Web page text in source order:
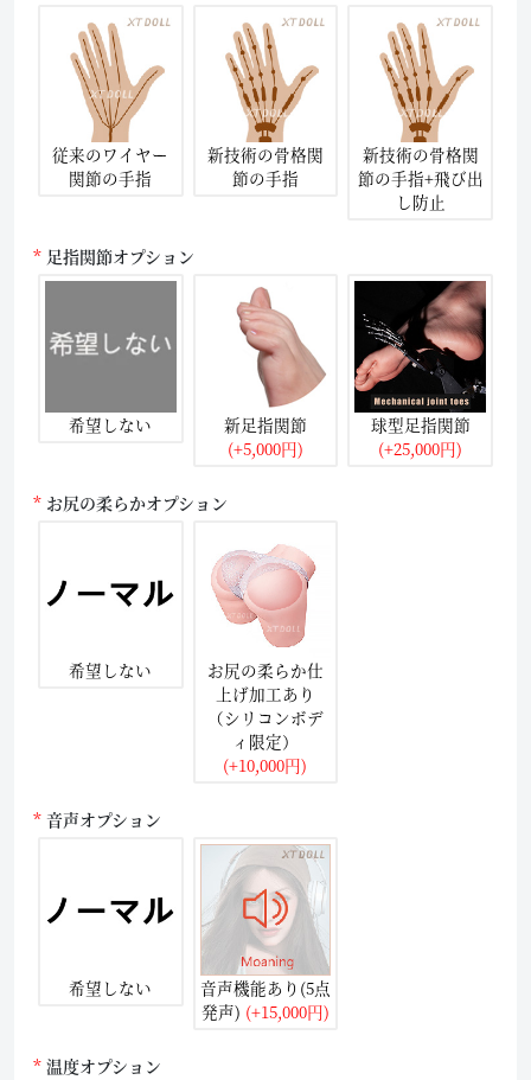
従来のワイヤー
関節の手指
新技術の骨格関
節の手指
新技術の骨格関
節の手指+飛び出
し防止
足指関節オプション
希望しない
新足指関節
(+5,000円)
球型足指関節
(+25,000円)
お尻の柔らかオプション
希望しない
お尻の柔らか仕
上げ加工あり
（シリコンボデ
ィ限定）
(+10,000円)
音声オプション
希望しない
音声機能あり(5点
発声) (+15,000円)
温度オプション